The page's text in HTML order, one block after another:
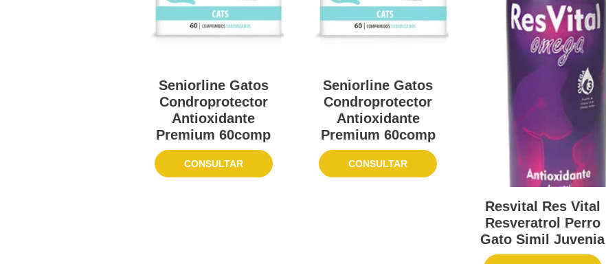
Seniorline Gatos
Condroprotector
Antioxidante
Premium 60comp
CONSULTAR
Seniorline Gatos
Condroprotector
Antioxidante
Premium 60comp
CONSULTAR
Resvital Res Vital
Resveratrol Perro
Gato Simil Juvenia